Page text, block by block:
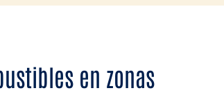
en zonas